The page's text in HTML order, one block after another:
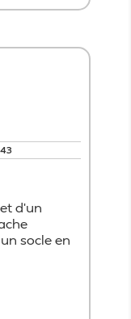
d’un
socle en